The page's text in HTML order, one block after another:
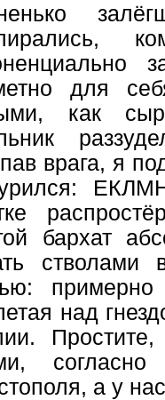
для
как
врага, я
бархат
стволами
над
а у